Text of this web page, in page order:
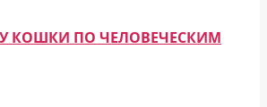
КОШКИ ПО ЧЕЛОВЕЧЕСКИМ